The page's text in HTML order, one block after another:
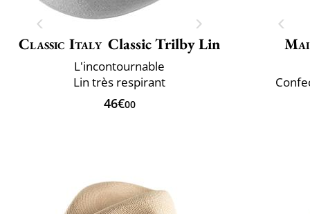
Classic Italy Classic Trilby Lin
L'incontournable
Lin très respirant
46€00